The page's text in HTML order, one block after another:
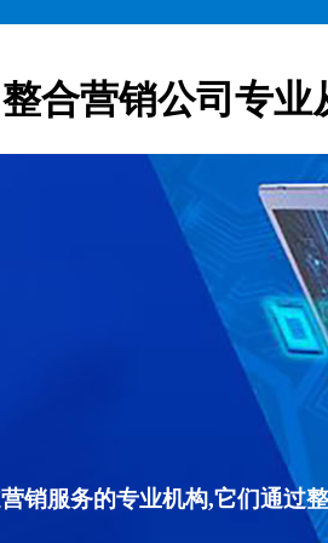
合营销公司专
销服务的专业机构,它们通过